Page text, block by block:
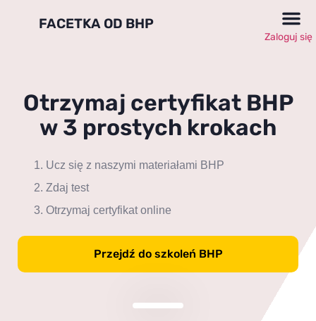
FACETKA OD BHP
Zaloguj się
Otrzymaj certyfikat BHP
w 3 prostych krokach
Ucz się z naszymi materiałami BHP
Zdaj test
Otrzymaj certyfikat online
Przejdź do szkoleń BHP